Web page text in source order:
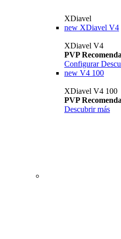
XDiavel
new XDiavel V4
XDiavel V4
PVP
Configurar
new V4 100
XDiavel V4 100
PVP
Descubrir más